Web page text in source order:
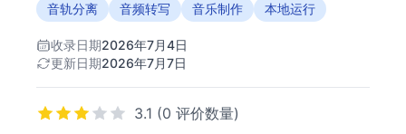
音轨分离
音频转写 音乐制作 本地运行
收录日期2026年7月4日
更新日期2026年7月7日
3.1 (0 评价数量)